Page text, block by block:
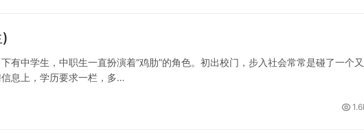
有中学生，中职生一直扮演着“鸡肋”的角色。初出校门，步入社会常常是碰了一个
息上，学历要求一栏，多…